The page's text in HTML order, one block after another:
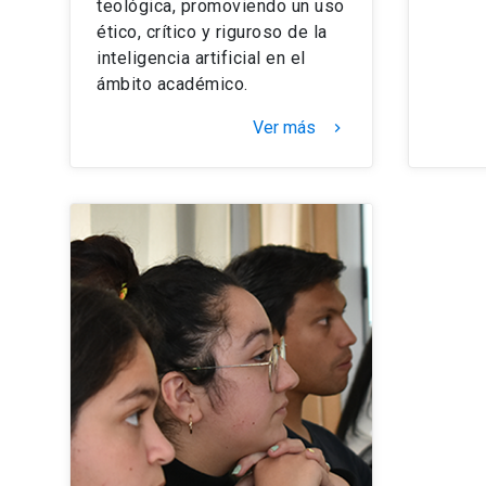
teológica, promoviendo un uso
ético, crítico y riguroso de la
inteligencia artificial en el
ámbito académico.
Ver más keyboard_arrow_right